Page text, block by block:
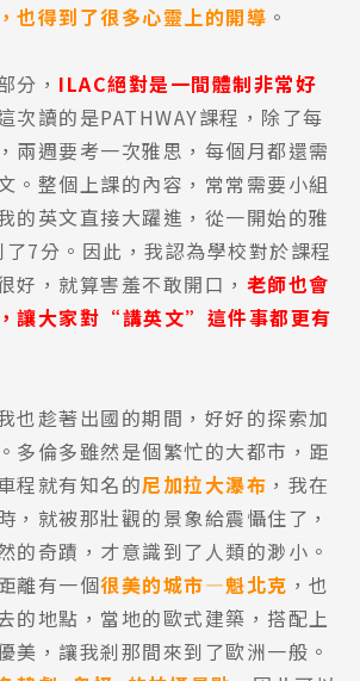
也得到了很多心靈上的開導 。
分， ILAC絕對是一間體制非常好
次讀的是PATHWAY課程，除了每
兩週要考一次雅思，每個月都還需
。整個上課的內容，常常需要小組
的英文直接大躍進，從一開始的雅
7分。因此，我認為學校對於課程
好，就算害羞不敢開口， 老師也會
讓大家對“講英文”這件事都更有
也趁著出國的期間，好好的探索加
多倫多雖然是個繁忙的大都市，距
程就有知名的尼加拉大瀑布 ，我在
，就被那壯觀的景象給震懾住了，
的奇蹟，才意識到了人類的渺小。
離有一個很美的城市—魁北克 ，也
的地點，當地的歐式建築，搭配上
美，讓我剎那間來到了歐洲一般。